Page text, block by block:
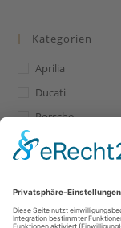
Kategorien
Aprilia
Ducati
Porsche